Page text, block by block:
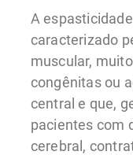
A
caracterizado
muscular,
congênitas ou
central e que,
pacientes com
cerebral,